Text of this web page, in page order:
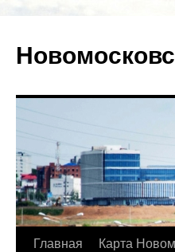
Главная Карта